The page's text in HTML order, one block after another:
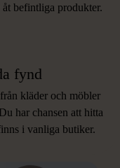
befintliga produkter.
fynd
kläder och möbler
har chansen att hitta
i vanliga butiker.
om denna